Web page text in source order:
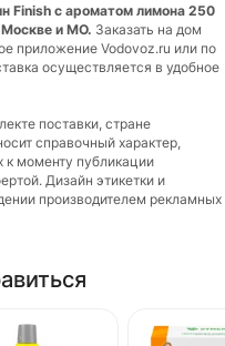
Finish с ароматом лимона 250
Москве и МО. Заказать на дом
приложение Vodovoz.ru или по
осуществляется в удобное
поставки, стране
справочный характер,
к моменту публикации
Дизайн этикетки и
производителем рекламных